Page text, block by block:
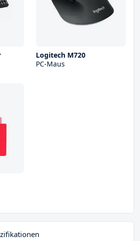
Logitech M720
PC-Maus